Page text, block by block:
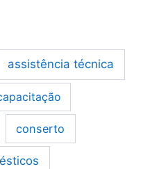
assistência técnica
conserto